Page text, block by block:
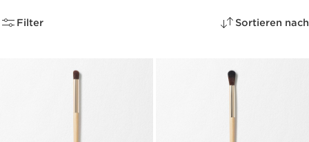
Filter Sortieren nach